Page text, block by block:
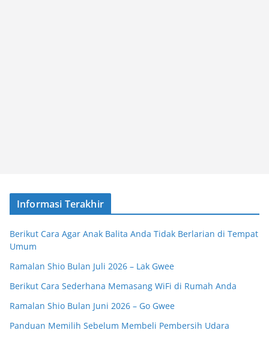
Informasi Terakhir
Berikut Cara Agar Anak Balita Anda Tidak Berlarian di Tempat
Umum
Ramalan Shio Bulan Juli 2026 – Lak Gwee
Berikut Cara Sederhana Memasang WiFi di Rumah Anda
Ramalan Shio Bulan Juni 2026 – Go Gwee
Panduan Memilih Sebelum Membeli Pembersih Udara